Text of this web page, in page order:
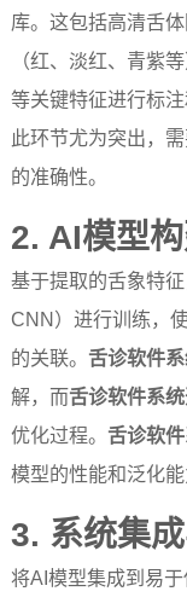
库。这包括高清舌
（红、淡红、青紫
等关键特征进行标注
此环节尤为突出，
的准确性。
2. AI模型
基于提取的舌象特
CNN）进行训练，
的关联。 舌诊软件
解，而舌诊软件系
优化过程。 舌诊软
模型的性能和泛化能
3. 系统集
将AI模型集成到易